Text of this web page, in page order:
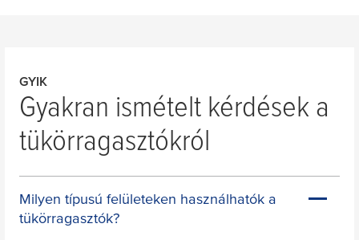
GYIK
Gyakran ismételt kérdések a
tükörragasztókról
Milyen típusú felületeken használhatók a
tükörragasztók?